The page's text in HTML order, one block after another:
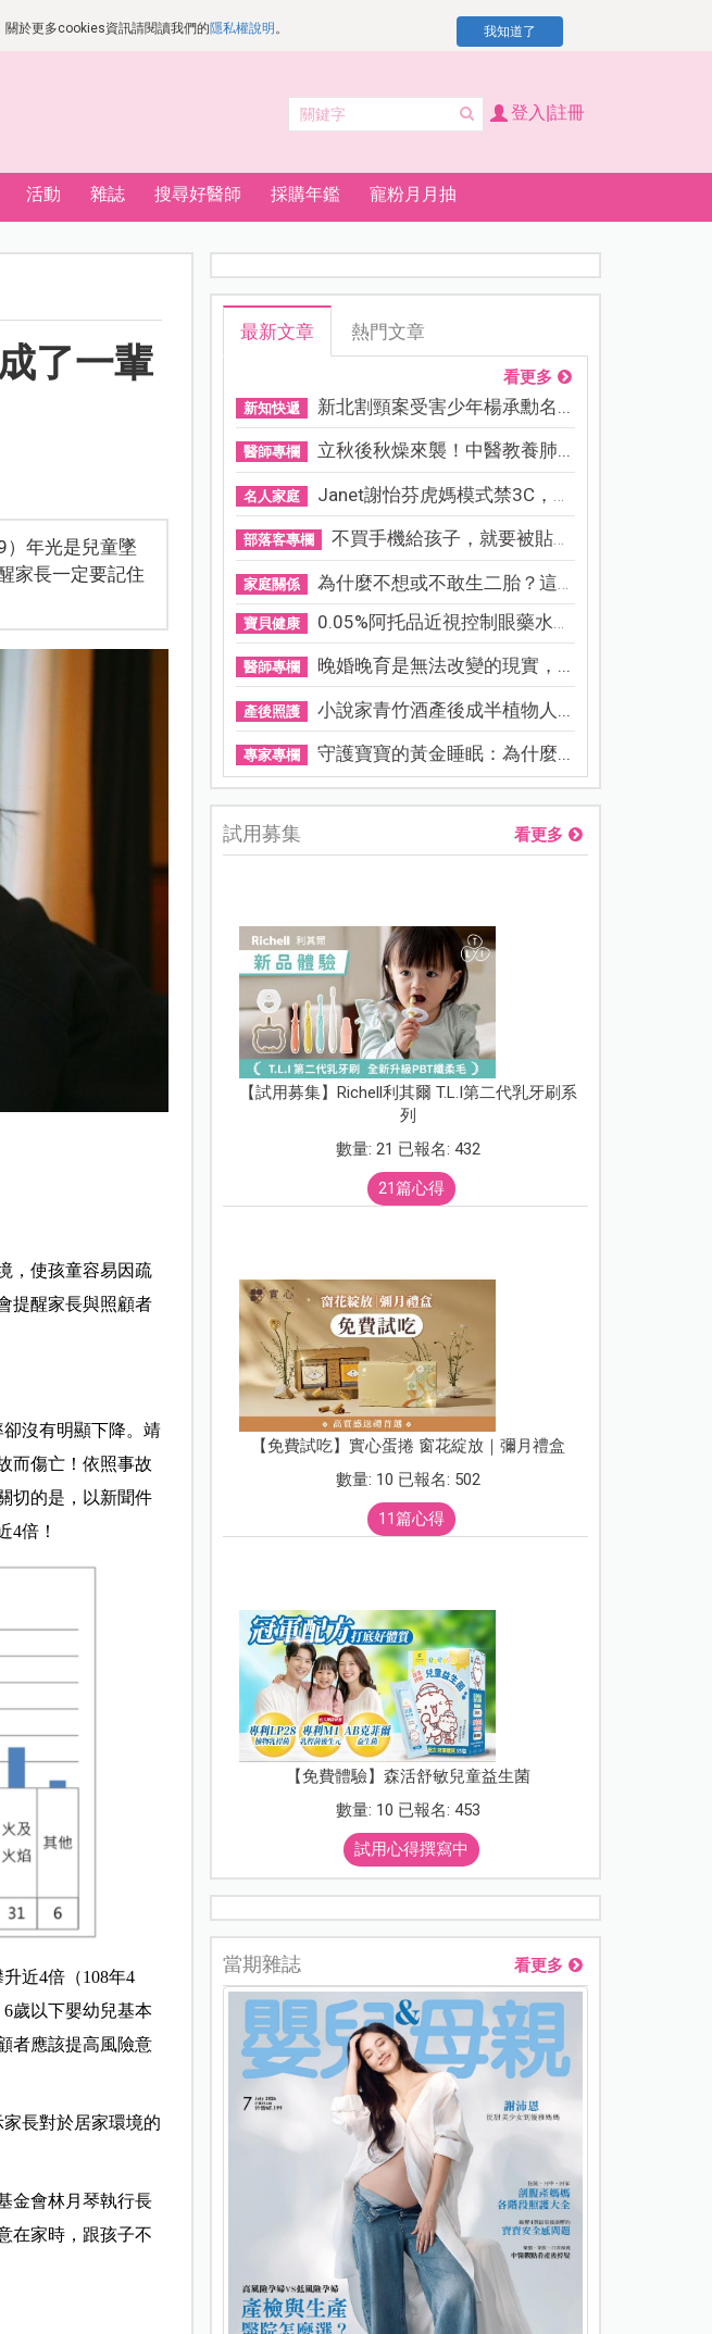
於更多cookies資訊請閱讀我們的隱私權說明 。 我知道了
登入|註冊
活動 雜誌 搜尋好醫師 採購年鑑 寵粉月月抽
了一輩
）年光是兒童墜
家長一定要記住
，使孩童容易因疏
提醒家長與照顧者
沒有明顯下降。靖
而傷亡！依照事故
切的是，以新聞件
4倍！
近4倍（108年4
歲以下嬰幼兒基本
者應該提高風險意
長對於居家環境的
金會林月琴執行長
在家時，跟孩子不
最新文章 熱門文章
看更多
新知快遞 新北割頸案受害少年楊承勳名...
醫師專欄 立秋後秋燥來襲！中醫教養肺...
名人家庭 Janet謝怡芬虎媽模式禁3C，看...
部落客專欄 不買手機給孩子，就要被貼「...
家庭關係 為什麼不想或不敢生二胎？這8...
寶貝健康 0.05%阿托品近視控制眼藥水納...
醫師專欄 晚婚晚育是無法改變的現實，...
產後照護 小說家青竹酒產後成半植物人...
專家專欄 守護寶寶的黃金睡眠：為什麼...
試用募集 看更多
【試用募集】Richell利其爾 T.L.I第二代乳牙刷系
列
數量: 21 已報名: 432
21篇心得
【免費試吃】實心蛋捲 窗花綻放｜彌月禮盒
數量: 10 已報名: 502
11篇心得
【免費體驗】森活舒敏兒童益生菌
數量: 10 已報名: 453
試用心得撰寫中
當期雜誌 看更多